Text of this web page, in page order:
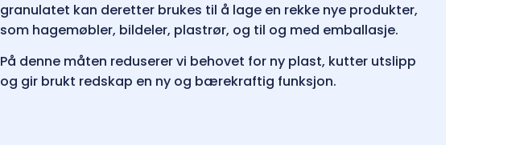
granulatet kan deretter brukes til å lage en rekke nye produkter,
som hagemøbler, bildeler, plastrør, og til og med emballasje.
På denne måten reduserer vi behovet for ny plast, kutter utslipp
og gir brukt redskap en ny og bærekraftig funksjon.